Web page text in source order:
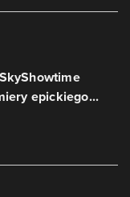
epickiego...